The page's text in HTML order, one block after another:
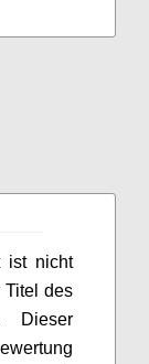
ist nicht
Titel des
Dieser